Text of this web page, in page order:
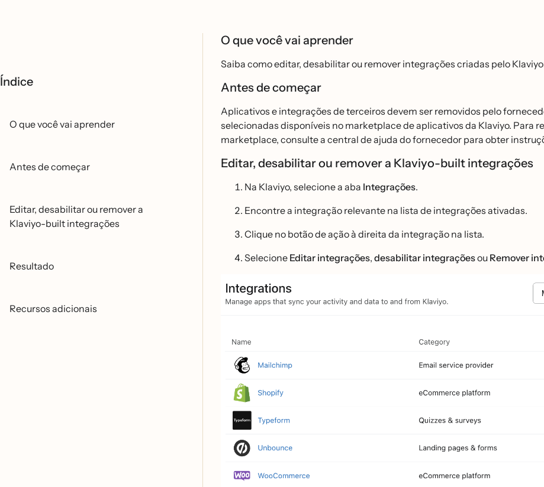
Índice
O que você vai aprender
Antes de começar
Editar, desabilitar ou remover a
Klaviyo-built integrações
Resultado
Recursos adicionais
O que você vai aprender
Saiba como editar, desabilitar ou remover integrações criadas pelo
Antes de começar
Aplicativos e integrações de terceiros devem ser removidos pelo
selecionadas disponíveis no marketplace de aplicativos da Klaviyo. Para
marketplace, consulte a central de ajuda do fornecedor para obter
Editar, desabilitar ou remover a Klaviyo-built integrações
Na Klaviyo, selecione a aba Integrações.
Encontre a integração relevante na lista de integrações ativadas.
Clique no botão de ação à direita da integração na lista.
Selecione Editar integrações, desabilitar integraçõesou Remover